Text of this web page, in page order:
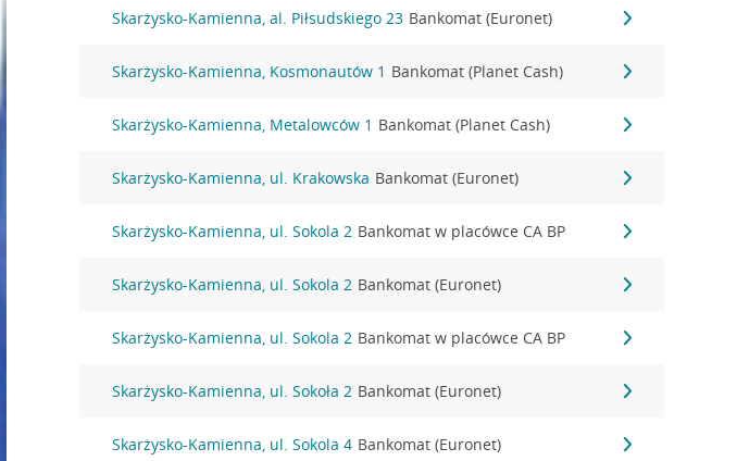
Skarżysko-Kamienna, al. Piłsudskiego 23 Bankomat (Euronet)
Skarżysko-Kamienna, Kosmonautów 1 Bankomat (Planet Cash)
Skarżysko-Kamienna, Metalowców 1 Bankomat (Planet Cash)
Skarżysko-Kamienna, ul. Krakowska Bankomat (Euronet)
Skarżysko-Kamienna, ul. Sokola 2 Bankomat w placówce CA BP
Skarżysko-Kamienna, ul. Sokola 2 Bankomat (Euronet)
Skarżysko-Kamienna, ul. Sokola 2 Bankomat w placówce CA BP
Skarżysko-Kamienna, ul. Sokoła 2 Bankomat (Euronet)
Skarżysko-Kamienna, ul. Sokola 4 Bankomat (Euronet)